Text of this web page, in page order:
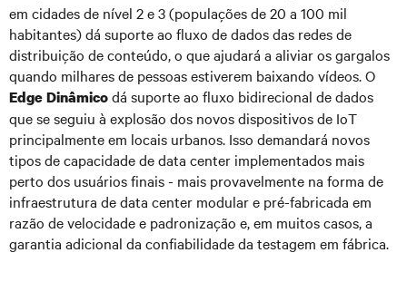
em cidades de nível 2 e 3 (populações de 20 a 100 mil
habitantes) dá suporte ao fluxo de dados das redes de
distribuição de conteúdo, o que ajudará a aliviar os gargalos
quando milhares de pessoas estiverem baixando vídeos. O
Edge Dinâmicodá suporte ao fluxo bidirecional de dados
que se seguiu à explosão dos novos dispositivos de IoT
principalmente em locais urbanos. Isso demandará novos
tipos de capacidade de data center implementados mais
perto dos usuários finais - mais provavelmente na forma de
infraestrutura de data center modular e pré-fabricada em
razão de velocidade e padronização e, em muitos casos, a
garantia adicional da confiabilidade da testagem em fábrica.